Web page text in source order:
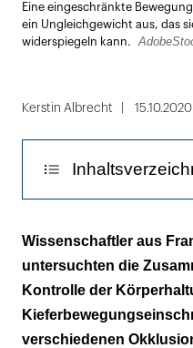
Eine eingeschränkte
ein Ungleichgewicht aus, das
widerspiegeln kann.
Kerstin Albrecht 15.10.2020
Ausgeschlossen:
Störungen
Eingeschränkter
Ungleichgewicht
Wissenschaftler aus
untersuchten die
Kontrolle der
verschiedenen